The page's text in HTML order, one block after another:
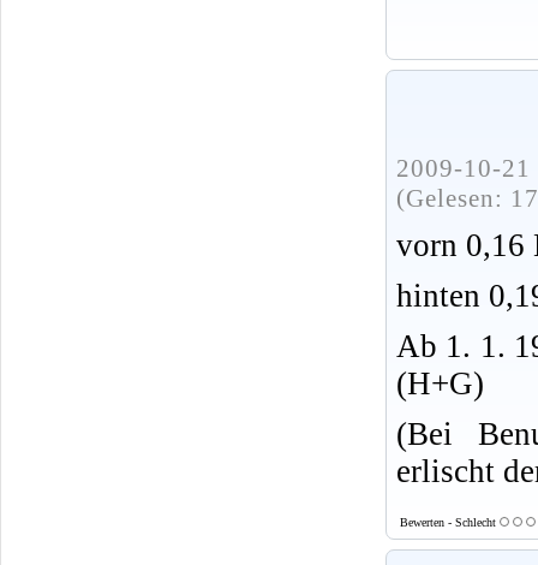
2009-10-
(Gelesen:
vorn 0,16
hinten
Ab 1. 1.
(H+G)
(Bei
erlischt
Bewerten - Schlecht